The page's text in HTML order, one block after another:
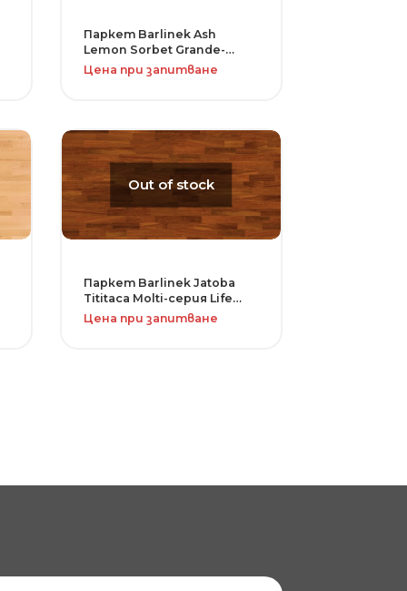
Паркет Barlinek Ash
Lemon Sorbet Grande-
серия Tastes of Line
Цена при запитване
Out of stock
Паркет Barlinek Jatoba
Tititaca Molti-серия Life
Line
Цена при запитване